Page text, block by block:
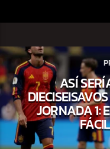
ASÍ
JORNADA 1: